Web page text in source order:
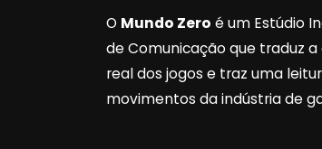
O Mundo Zero é um Estúdio
de Comunicação que traduz a
real dos jogos e traz uma
movimentos da indústria de